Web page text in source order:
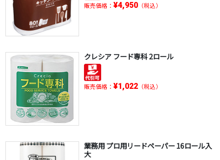
販売価格： ¥4,950（税込）
クレシア フード専科 2ロール
販売価格： ¥1,022（税込）
業務用 プロ用リードペーパー 16ロール入
大